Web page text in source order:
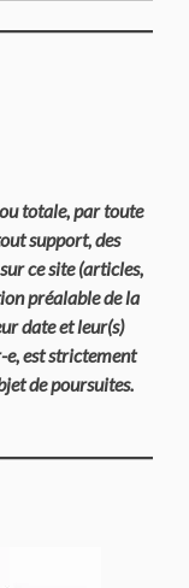
totale, par toute
support, des
ce site (articles,
préalable de la
date et leur(s)
e, est strictement
de poursuites.